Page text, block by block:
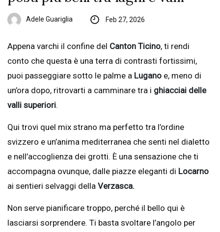
Adele Guariglia Feb 27, 2026
Appena varchi il confine del Canton Ticino, ti rendi
conto che questa è una terra di contrasti fortissimi,
puoi passeggiare sotto le palme a Lugano e, meno di
un’ora dopo, ritrovarti a camminare tra i ghiacciai delle
valli superiori.
Qui trovi quel mix strano ma perfetto tra l’ordine
svizzero e un’anima mediterranea che senti nel dialetto
e nell’accoglienza dei grotti. È una sensazione che ti
accompagna ovunque, dalle piazze eleganti di Locarno
ai sentieri selvaggi della Verzasca.
Non serve pianificare troppo, perché il bello qui è
lasciarsi sorprendere. Ti basta svoltare l’angolo per